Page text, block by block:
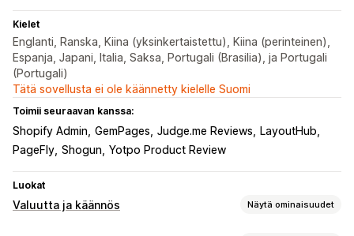
Kielet
Englanti, Ranska, Kiina (yksinkertaistettu), Kiina (perinteinen),
Espanja, Japani, Italia, Saksa, Portugali (Brasilia), ja Portugali
(Portugali)
Tätä sovellusta ei ole käännetty kielelle Suomi
Toimii seuraavan kanssa:
Shopify Admin GemPages Judge.me Reviews
LayoutHub
PageFly Shogun Yotpo Product Review
Luokat
Valuutta ja käännös Näytä ominaisuudet